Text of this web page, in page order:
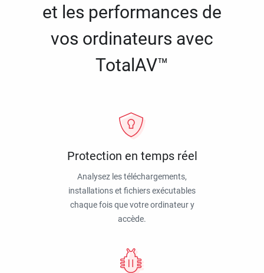
et les performances de
vos ordinateurs avec
TotalAV™
Protection en temps réel
Analysez les téléchargements,
installations et fichiers exécutables
chaque fois que votre ordinateur y
accède.